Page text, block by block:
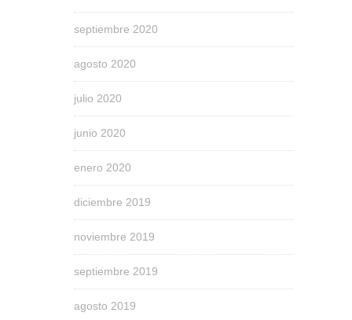
septiembre 2020
agosto 2020
julio 2020
junio 2020
enero 2020
diciembre 2019
noviembre 2019
septiembre 2019
agosto 2019